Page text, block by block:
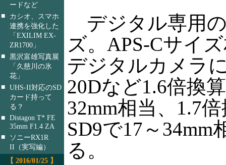
ードなど
■
カシオ、スマホ
連携を強化した
「EXILIM EX-
ZR1700」
■ 黒沢富雄写真展
「久慈川の氷
花」
■ UHS-II対応のSD
カード持って
る？
■ Distagon T* FE
35mm F1.4 ZA
■
ソニーRX1R
II（実写編）
【 2016/01/25 】
デジタル専用
ズ。APS-Cサイ
デジタルカメラ
20Dなど1.6倍換
32mm相当、1.7
SD9で17～
る。